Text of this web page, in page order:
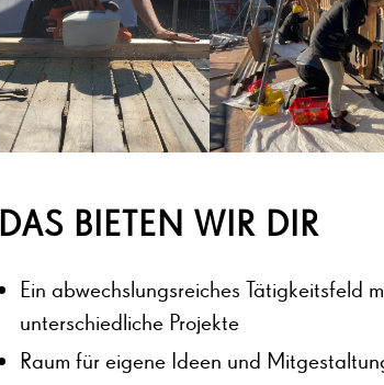
DAS BIETEN WIR DIR
Ein abwechslungsreiches Tätigkeitsfeld
unterschiedliche Projekte
Raum für eigene Ideen und